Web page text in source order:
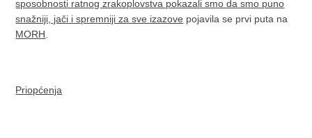
sposobnosti ratnog zrakoplovstva pokazali smo da smo puno
snažniji, jači i spremniji za sve izazove pojavila se prvi puta na
MORH
Priopćenja